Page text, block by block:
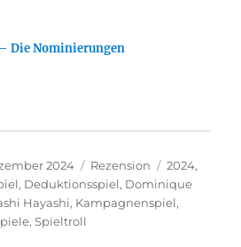
Die Nominierungen
2024 Kategorien
Rezension 2024,
, Deduktionsspiel, Dominique
Hayashi, Kampagnenspiel,
,Spieltroll